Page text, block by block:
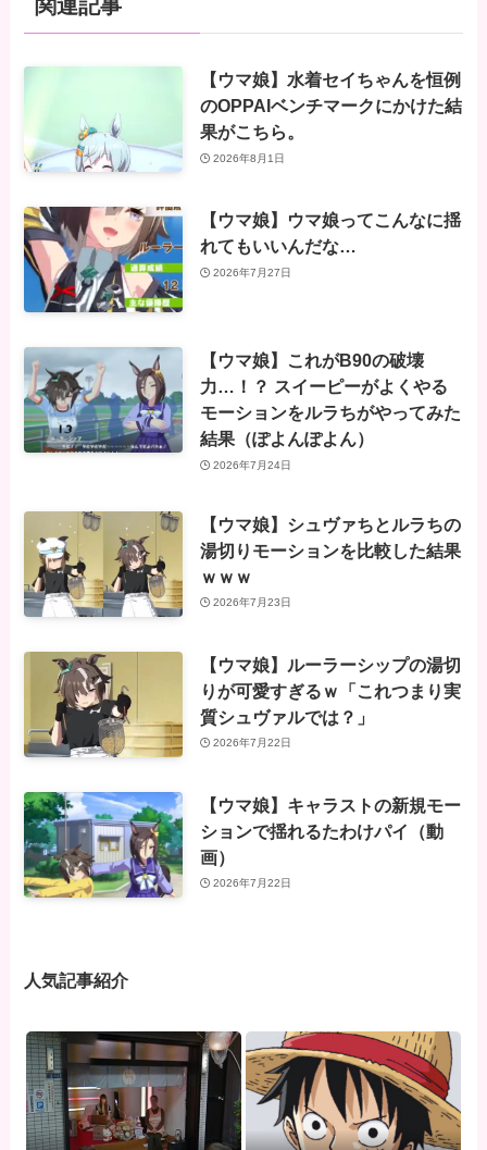
関連記事
【ウマ娘】水着セイちゃんを恒例
のOPPAIベンチマークにかけた結
果がこちら。
2026年8月1日
【ウマ娘】ウマ娘ってこんなに揺
れてもいいんだな…
2026年7月27日
【ウマ娘】これがB90の破壊
力…！？ スイーピーがよくやる
モーションをルラちがやってみた
結果（ぽよんぽよん）
2026年7月24日
【ウマ娘】シュヴァちとルラちの
湯切りモーションを比較した結果
ｗｗｗ
2026年7月23日
【ウマ娘】ルーラーシップの湯切
りが可愛すぎるｗ「これつまり実
質シュヴァルでは？」
2026年7月22日
【ウマ娘】キャラストの新規モー
ションで揺れるたわけパイ（動
画）
2026年7月22日
人気記事紹介